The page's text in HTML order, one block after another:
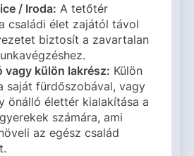
/ Iroda: A tetőtér
családi élet zajától távol
biztosít a zavartalan
vagy külön lakrész: Külön
saját fürdőszobával, vagy
önálló élettér kialakítása a
számára, ami
az egész család